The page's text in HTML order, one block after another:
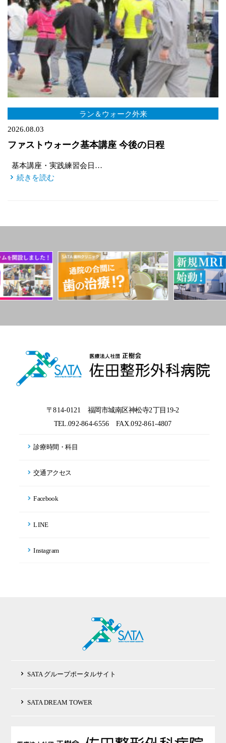
ラン＆ウォーク外来
2026.08.03
ファストウォーク基本講座 今後の日程
基本講座・実践練習会日…
続きを読む
〒814-0121 福岡市城南区神松寺2丁目19-2
TEL.092-864-6556 FAX.092-861-4807
診療時間・科目
交通アクセス
Facebook
LINE
Instagram
SATA グループポータルサイト
SATA DREAM TOWER